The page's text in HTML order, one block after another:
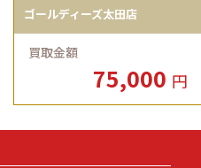
ゴールディーズ太田店
買取金額
75,000 円